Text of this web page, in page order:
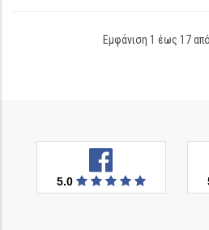
Εμφάνιση 1 έως 17
5.0